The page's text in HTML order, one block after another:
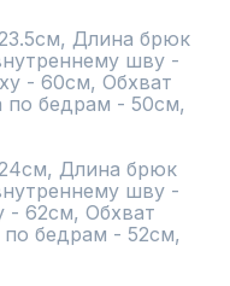
Длина брюк
шву -
- 60см, Обхват
бедрам - 50см,
Длина брюк
шву -
62см, Обхват
бедрам - 52см,